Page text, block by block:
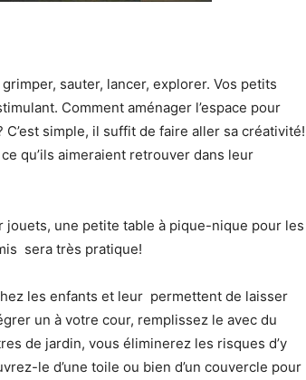
sauter, lancer, explorer. Vos petits
Comment aménager l’espace pour
simple, il suffit de faire aller sa créativité!
qu’ils aimeraient retrouver dans leur
jouets, une petite table à pique-nique pour les
sera très pratique!
les enfants et leur permettent de laisser
un à votre cour, remplissez le avec du
de jardin, vous éliminerez les risques d’y
le d’une toile ou bien d’un couvercle pour